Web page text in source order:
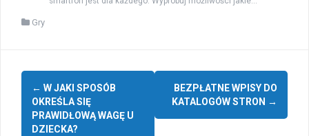
Gry
Zobacz
wpisy
← W JAKI SPOSÓB
OKREŚLA SIĘ
PRAWIDŁOWĄ WAGĘ U
DZIECKA?
BEZPŁATNE WPISY DO
KATALOGÓW STRON →